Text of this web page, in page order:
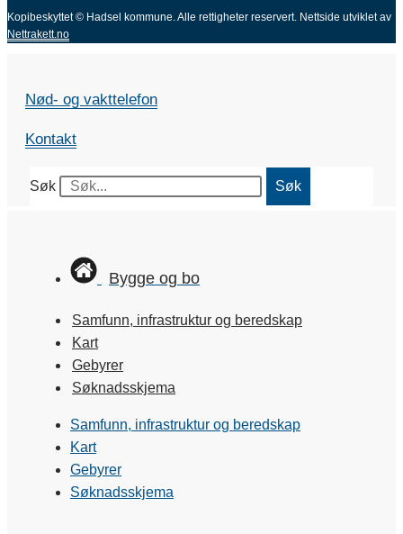
Kopibeskyttet © Hadsel kommune. Alle rettigheter reservert. Nettside utviklet av
Nettrakett.no
Nød- og vakttelefon
Kontakt
Søk Søk
Bygge og bo
Samfunn, infrastruktur og beredskap
Kart
Gebyrer
Søknadsskjema
Samfunn, infrastruktur og beredskap
Kart
Gebyrer
Søknadsskjema